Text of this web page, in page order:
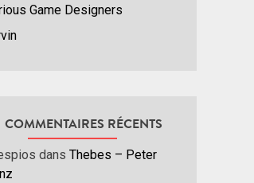
Game Designers
COMMENTAIRES RÉCENTS
dans Thebes – Peter